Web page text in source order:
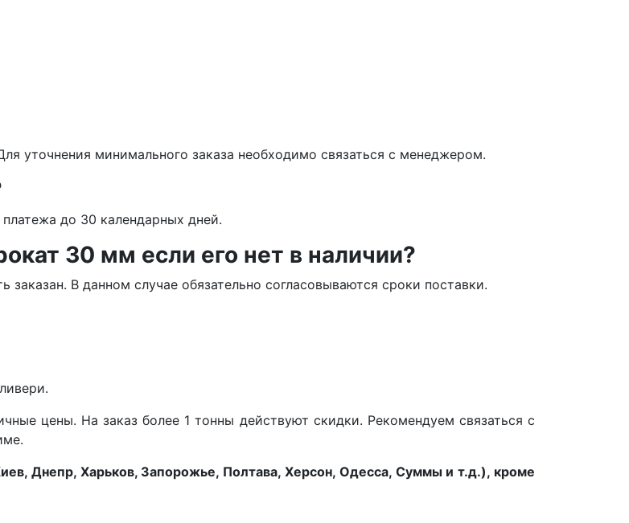
уточнения минимального заказа необходимо связаться с менеджером.
до 30 календарных дней.
30 мм если его нет в наличии?
В данном случае обязательно согласовываются сроки поставки.
цены. На заказ более 1 тонны действуют скидки. Рекомендуем связаться с
Днепр, Харьков, Запорожье, Полтава, Херсон, Одесса, Суммы и т.д.), кроме